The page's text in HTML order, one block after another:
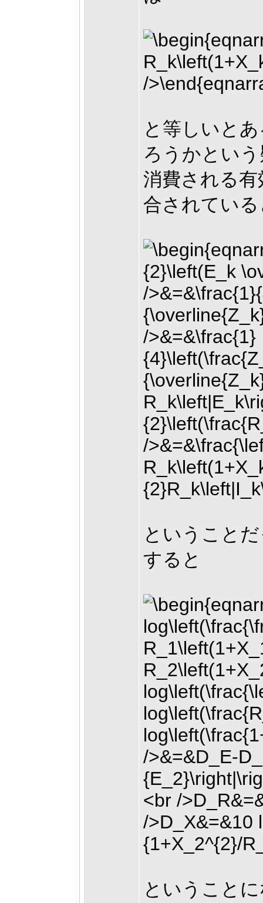
と等しいと
ろうかとい
消費される
合されてい
ということ
すると
ということ